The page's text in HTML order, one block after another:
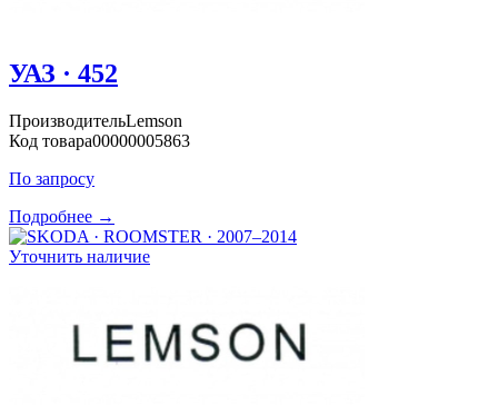
УАЗ · 452
ПроизводительLemson
Код товара00000005863
По запросу
Подробнее →
Уточнить наличие